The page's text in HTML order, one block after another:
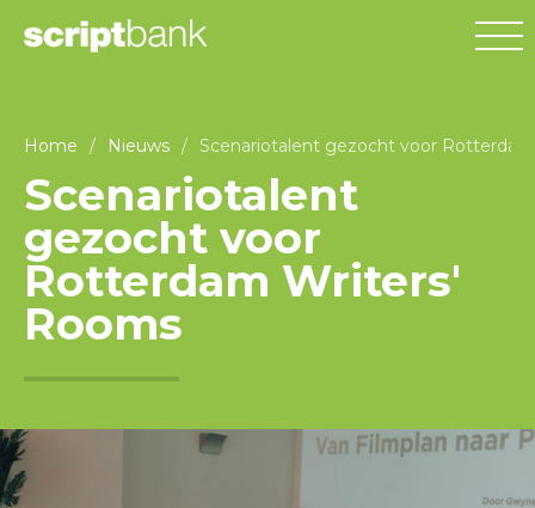
Home / Nieuws / Scenariotalent gezocht voor
Scenariotalent
gezocht voor
Rotterdam Writers'
Rooms